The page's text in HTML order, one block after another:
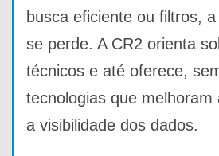
busca eficiente ou filtros,
se perde. A CR2 orienta
técnicos e até oferece,
tecnologias que melhoram
a visibilidade dos dados.